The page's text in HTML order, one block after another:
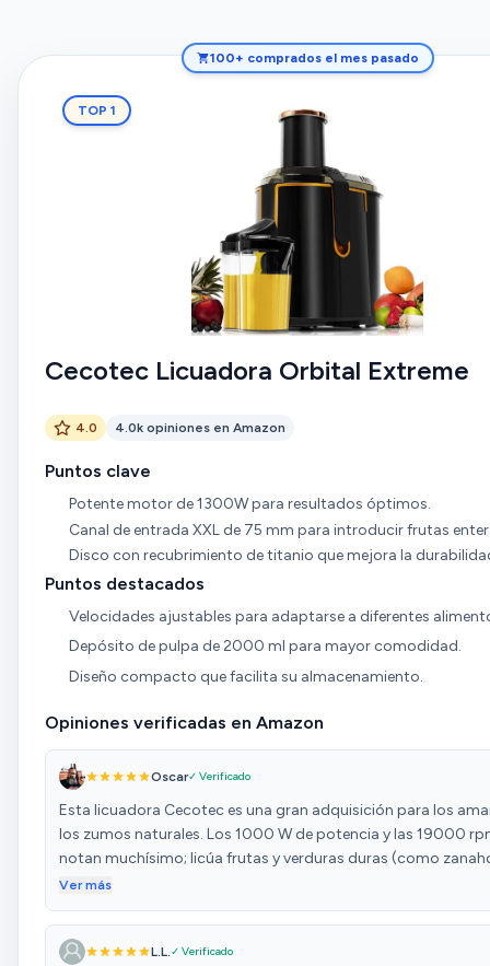
100+ comprados el mes pasado
TOP 1
Cecotec Licuadora Orbital Extreme
4.0 4.0k opiniones en Amazon
Puntos clave
Potente motor de 1300W para resultados óptimos.
Canal de entrada XXL de 75 mm para introducir frutas
Disco con recubrimiento de titanio que mejora la
Puntos destacados
Velocidades ajustables para adaptarse a diferentes
Depósito de pulpa de 2000 ml para mayor comodidad.
Diseño compacto que facilita su almacenamiento.
Opiniones verificadas en Amazon
Oscar✓ Verificado
Esta licuadora Cecotec es una gran adquisición para los
los zumos naturales. Los 1000 W de potencia y las 19000
notan muchísimo; licúa frutas y verduras duras (como
manzanas) con una facilidad y rapidez impresionantes,
suficientemente ancha para no tener que cortar la mayoría
piezas, lo cual ahorra tiempo. Es fácil de montar y, lo que es
Ver más
L.L. ✓ Verificado